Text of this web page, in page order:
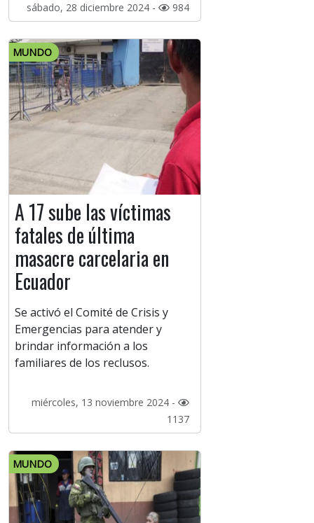
sábado, 28 diciembre 2024 - 984
MUNDO
A 17 sube las víctimas
fatales de última
masacre carcelaria en
Ecuador
Se activó el Comité de Crisis y
Emergencias para atender y
brindar información a los
familiares de los reclusos.
miércoles, 13 noviembre 2024 -
1137
MUNDO